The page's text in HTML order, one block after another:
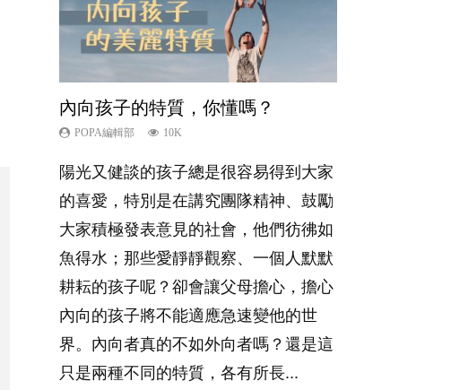
內向孩子的特質，你懂嗎？
POPA編輯部 10K
陽光又健談的孩子總是很容易得到大家
的喜愛，特別是在講究團隊精神、鼓勵
大家積極發表意見的社會，他們彷彿如
魚得水；那些愛靜靜觀察、一個人默默
耕耘的孩子呢？卻會讓父母擔心，擔心
內向的孩子將不能適應急速變他的世
界。內向者真的不如外向者嗎？還是這
只是兩種不同的特質，各有所長...
夫妻必看！經營婚姻，沒捷徑
POPA編輯部 22.9K
你是不是也曾經以為只要跟相愛的人結
婚，就自然能走到白頭，但生了孩子卻
發現事情不如你所料？ 經營婚姻，不
如我們想像的簡單，卻也不是大家說得
那麼難。一起來認識婚姻的真相！...
新手父母不用怕
POPA編輯部 16.3K
相信許多人初為人父母，由懷孕開始到
孩子呱呱落地，心中都有數之不盡的問
題～這裡一次過集合我們以往製作過的
相關短片。 這段路讓我們跟你同行～...
想孩子學好外語，點做好？
POPA編輯部 9.9K
有人話學多種語言越早開始越好，有人
卻說一時間太多語言，會令孩子感到混
淆，到底誰是誰非？聽聽專家怎樣說，
解開語言學習的迷思～...
孩子能力天注定？
POPA編輯部 7.9K
很多父母都希望孩子係個「叻仔叻
女」，學業別太差，日常自理井井有
條。這樣的孩子是萬中無一，還是魚與
熊掌，不能兼得？...